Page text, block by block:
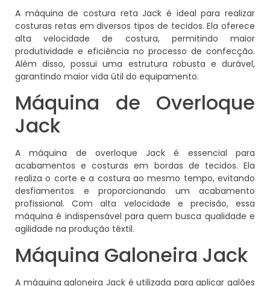
A máquina de costura reta Jack é ideal para realizar
costuras retas em diversos tipos de tecidos. Ela oferece
alta velocidade de costura, permitindo maior
produtividade e eficiência no processo de confecção.
Além disso, possui uma estrutura robusta e durável,
garantindo maior vida útil do equipamento.
Máquina de Overloque
Jack
A máquina de overloque Jack é essencial para
acabamentos e costuras em bordas de tecidos. Ela
realiza o corte e a costura ao mesmo tempo, evitando
desfiamentos e proporcionando um acabamento
profissional. Com alta velocidade e precisão, essa
máquina é indispensável para quem busca qualidade e
agilidade na produção têxtil.
Máquina Galoneira Jack
A máquina galoneira Jack é utilizada para aplicar galões